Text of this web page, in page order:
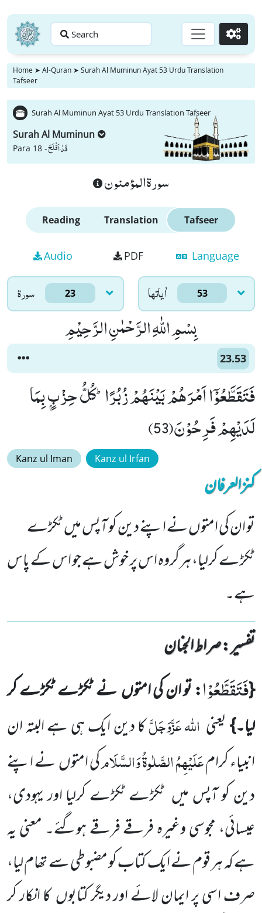
Search Go
Home ➤ Al-Quran ➤ Surah Al Muminun Ayat 53 Urdu Translation
Tafseer
Surah Al Muminun Ayat 53 Urdu Translation Tafseer
Surah Al Muminun
Para 18 -قَدْ اَفْلَحَ
سورة المؤمنون
Reading Translation Tafseer
Audio PDF Language
سورۃ 23 اٰياتها 53
بِسْمِ اللّٰهِ الرَّحْمٰنِ الرَّحِیْمِ
23.53
فَتَقَطَّعُوْۤا اَمْرَهُمْ بَیْنَهُمْ زُبُرًاؕ-كُلُّ حِزْبٍۭ بِمَا
لَدَیْهِمْ فَرِحُوْنَ(53)
Kanz ul Iman Kanz ul Irfan
کنزالعرفان
تو ان کی امتوں نے اپنے دین کو آپس میں ٹکڑے
ٹکڑے کرلیا، ہرگروہ اس پر خوش ہے جو اس کے پاس
ہے۔
تفسیر : ‎صراط الجنان
{فَتَقَطَّعُوْا: تو ان کی امتوںنے ٹکڑے ٹکڑے کر
لیا۔}یعنی اللہعَزَّوَجَلَّکا دین ایک ہی ہے البتہ ان
انبیاء کرامعَلَیْہِمُالصَّلٰوۃُ وَالسَّلَامکی امتوںنے اپنے
دین کو آپس میں ٹکڑے ٹکڑے کرلیا اور یہودی،
عیسائی، مجوسی وغیرہ فرقے فرقے ہوگئے۔معنی یہ
ہے کہ ہر قوم نے ایک کتاب کو مضبوطی سے تھام لیا،
صرف اسی پر ایمان لائے اور دیگر کتابوںکا انکار کر